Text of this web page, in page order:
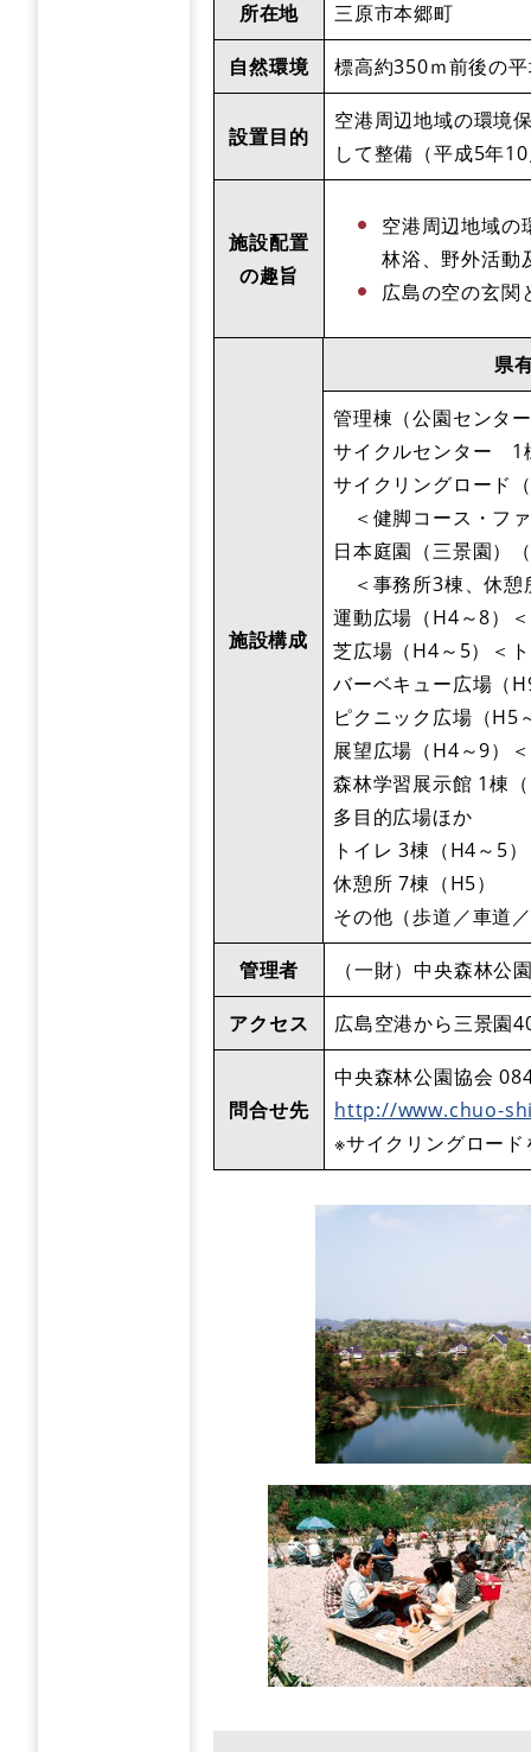
所在地 三原市本郷町
自然環境 標高約350ｍ前後の
設置目的
空港周辺地域の環境
して整備（平成5年
施設配置
の趣旨
空港周辺地域の
林浴、野外活動
広島の空の玄関
施設構成
県
管理棟（公園センタ
サイクルセンター 1
サイクリングロード
＜健脚コース・フ
日本庭園（三景園）
＜事務所3棟、休憩
運動広場（H4～8）​
芝広場（H4～5）＜
バーベキュー広場（
ピクニック広場（H5
展望広場（H4～9）
森林学習展示館 1棟
​多目的広場ほか
​トイレ 3棟（H4～5）
​休憩所 7棟（H5）
その他（歩道／車道
管理者 （一財）中央森林公
アクセス 広島空港から三景園
問合せ先
中央森林公園協会
http://www.chuo-
※サイクリングロー